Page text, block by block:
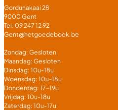
Gordunakaai 28
9000 Gent
Tel. 09 247 12 92
Gent@hetgoedeboek.be
Zondag: Gesloten
Maandag: Gesloten
Dinsdag: 10u-18u
Woensdag: 10u-18u
Donderdag: 17-19u
Vrijdag: 10u-18u
Zaterdag: 10u-17u